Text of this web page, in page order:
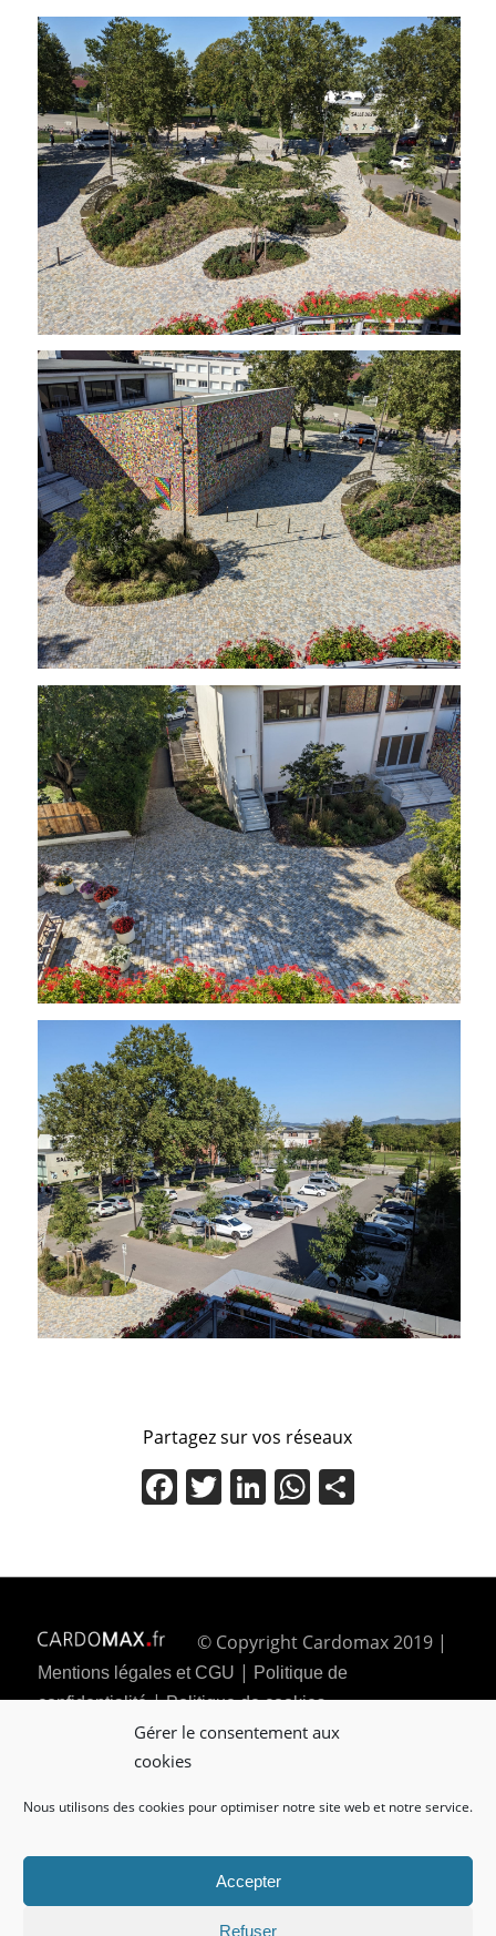
Gérer le consentement aux
cookies
Nous utilisons des cookies pour optimiser notre site web et notre service.
Accepter
Refuser
Partagez sur vos réseaux
Facebook
Twitter
LinkedIn
WhatsApp
Partager
© Copyright Cardomax 2019 |
Mentions légales et CGU | Politique de
confidentialité|Politique de cookies